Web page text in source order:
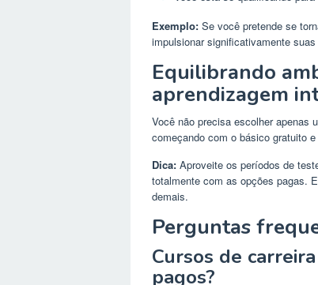
Exemplo: Se você pretende se
impulsionar significativamente
Equilibrando
aprendizagem
Você não precisa escolher
começando com o básico gratuito
Dica: Aproveite os períodos de
totalmente com as opções pagas.
demais.
Perguntas
Cursos de
pagos?